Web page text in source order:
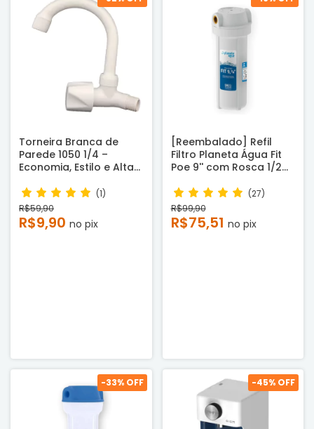
Torneira Branca de
Parede 1050 1/4 –
Economia, Estilo e Alta
(1)
R$59,90
R$9,90 no pix
[Reembalado] Refil
Filtro Planeta Água Fit
Poe 9'' com Rosca 1/2
Cavalete
(27)
R$99,90
R$75,51 no pix
-33% OFF -45% OFF